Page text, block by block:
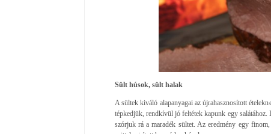
Sült húsok, sült halak
A sültek kiváló alapanyagai az újrahasznosított
tépkedjük, rendkívül jó feltétek kapunk egy
szórjuk rá a maradék sültet. Az eredmény egy